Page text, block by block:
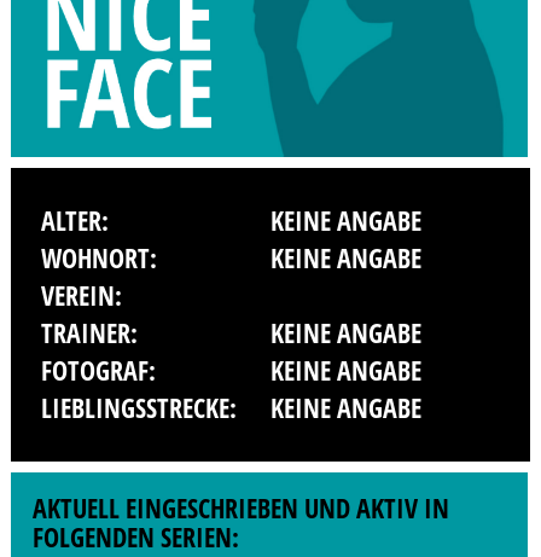
ALTER:
KEINE ANGABE
WOHNORT:
KEINE ANGABE
VEREIN:
TRAINER:
KEINE ANGABE
FOTOGRAF:
KEINE ANGABE
LIEBLINGSSTRECKE:
KEINE ANGABE
AKTUELL EINGESCHRIEBEN UND AKTIV IN
FOLGENDEN SERIEN: